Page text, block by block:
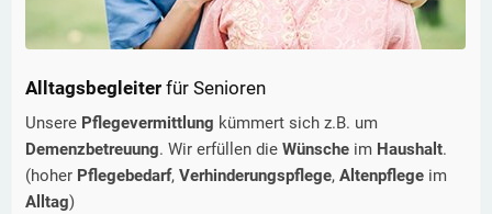
Alltagsbegleiter für Senioren
Unsere Pflegevermittlung kümmert sich z.B. um
Demenzbetreuung. Wir erfüllen die Wünsche im Haushalt.
(hoher Pflegebedarf, Verhinderungspflege, Altenpflege im
Alltag)